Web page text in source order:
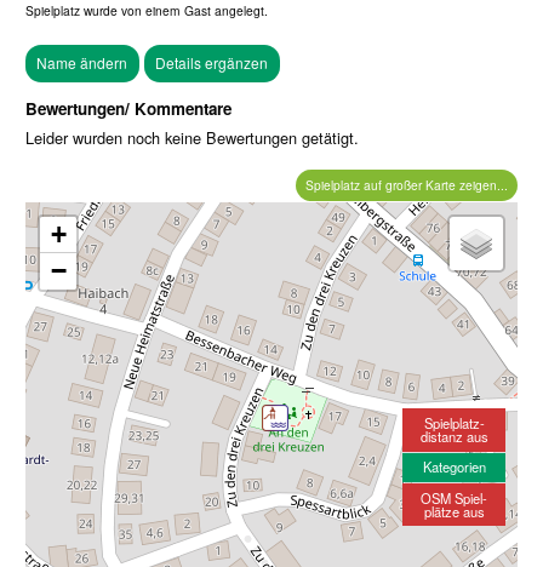
Spielplatz wurde von einem Gast angelegt.
Bewertungen/ Kommentare
Leider wurden noch keine Bewertungen getätigt.
Spielplatz auf großer Karte zeigen...
+
−
Spielplatz-
distanz aus
Kategorien
OSM Spiel-
plätze aus